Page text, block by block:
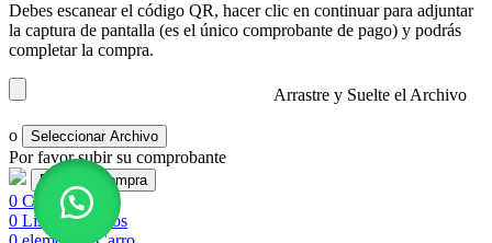
Debes escanear el código QR, hacer clic en continuar para adjuntar
la captura de pantalla (es el único comprobante de pago) y podrás
completar la compra.
Arrastre y Suelte el Archivo
o Seleccionar Archivo
Por favor subir su comprobante
0 Comparar
0 Lista de deseos